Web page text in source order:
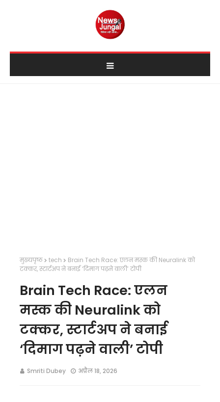
मुख्यपृष्ठ tech
Brain Tech Race: एलन मस्क की Neuralink को
टक्कर, स्टार्टअप ने बनाई ‘दिमाग पढ़ने वाली’ टोपी
Brain Tech Race: एलन
मस्क की Neuralink को
टक्कर, स्टार्टअप ने बनाई
‘दिमाग पढ़ने वाली’ टोपी
Smriti Dubey अप्रैल 18, 2026